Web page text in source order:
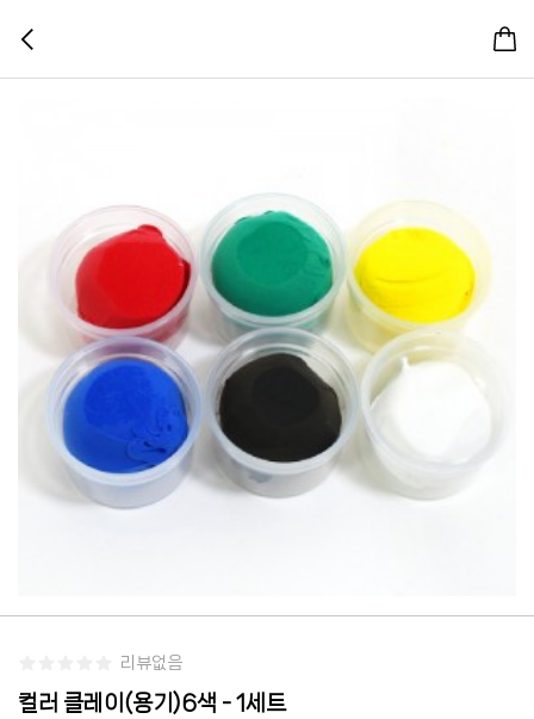
리뷰없음
컬러 클레이(용기)6색 - 1세트